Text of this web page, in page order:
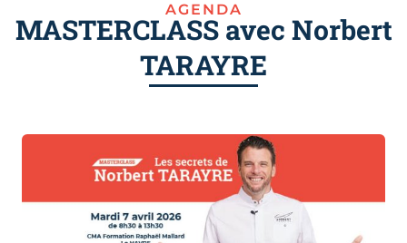
AGENDA
MASTERCLASS avec Norbert
TARAYRE